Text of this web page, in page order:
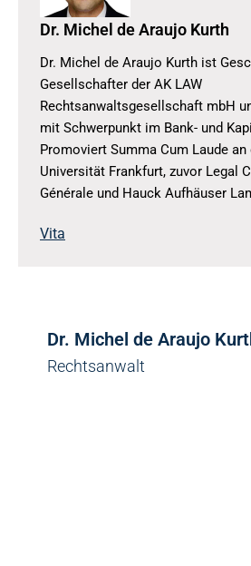
Dr. Michel de Araujo Kurth
Dr. Michel de Araujo Kurth ist
Gesellschafter der AK LAW
Rechtsanwaltsgesellschaft mbH
mit Schwerpunkt im Bank- und
Promoviert Summa Cum Laude an
Universität Frankfurt, zuvor Legal
Générale und Hauck Aufhäuser
Vita
Dr. Michel de Araujo
Rechtsanwalt